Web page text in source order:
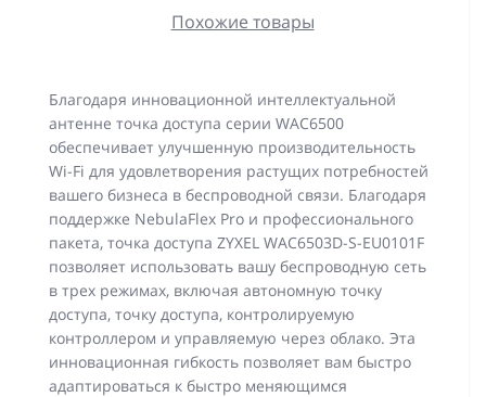
Похожие товары
Благодаря инновационной интеллектуальной
антенне точка доступа серии WAC6500
обеспечивает улучшенную производительность
Wi-Fi для удовлетворения растущих потребностей
вашего бизнеса в беспроводной связи. Благодаря
поддержке NebulaFlex Pro и профессионального
пакета, точка доступа ZYXEL WAC6503D-S-EU0101F
позволяет использовать вашу беспроводную сеть
в трех режимах, включая автономную точку
доступа, точку доступа, контролируемую
контроллером и управляемую через облако. Эта
инновационная гибкость позволяет вам быстро
адаптироваться к быстро меняющимся